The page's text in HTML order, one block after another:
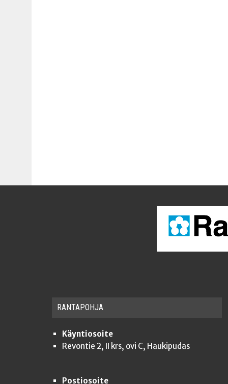
RAN­TA­POH­JA
Käyntiosoite
Revontie 2, II krs, ovi C, Haukipudas
Postiosoite